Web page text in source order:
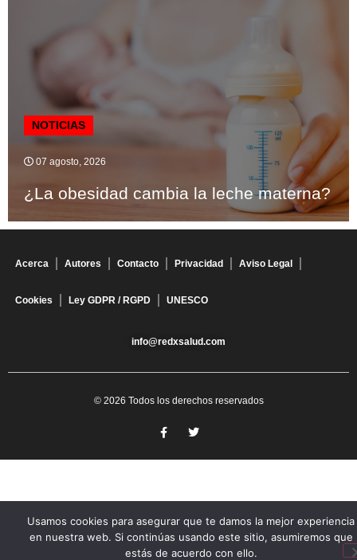
NOTICIAS
07 agosto, 2026
¿La obesidad cambia la leche materna?
Acerca Autores Contacto Privacidad Aviso Legal
Cookies Ley GDPR / RGPD UNESCO
info@redxsalud.com
© 2026 Todos los derechos reservados
Usamos cookies para asegurar que te damos la mejor experiencia
en nuestra web. Si continúas usando este sitio, asumiremos que
estás de acuerdo con ello.